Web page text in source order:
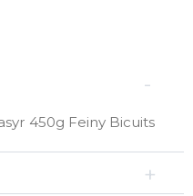
450g Feiny Bicuits